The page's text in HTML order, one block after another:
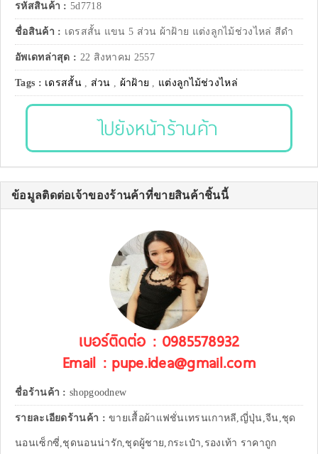
รหัสสินค้า : 5d7718
ชื่อสินค้า : เดรสสั้น แขน 5 ส่วน ผ้าฝ้าย แต่งลูกไม้ช่วงไหล่ สีดำ
อัพเดทล่าสุด : 22 สิงหาคม 2557
Tags : เดรสสั้น, ส่วน , ผ้าฝ้าย , แต่งลูกไม้ช่วงไหล่
ไปยังหน้าร้านค้า
ข้อมูลติดต่อเจ้าของร้านค้าที่ขายสินค้าชิ้นนี้
เบอร์ติดต่อ : 0985578932
Email : pupe.idea@gmail.com
ชื่อร้านค้า : shopgoodnew
รายละเอียดร้านค้า :ขายเสื้อผ้าแฟชั่นเทรนเกาหลี,ญี่ปุ่น,จีน,ชุด
นอนเซ็กซี่,ชุดนอนน่ารัก,ชุดผู้ชาย,กระเป๋า,รองเท้า ราคาถูก